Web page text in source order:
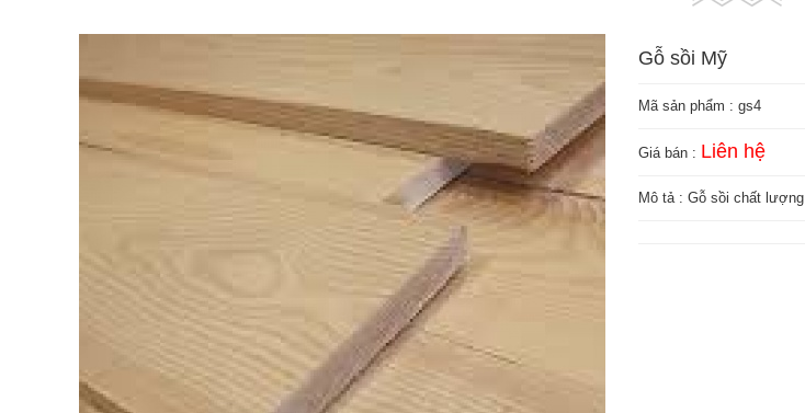
Gỗ sồi Mỹ
Mã sản phẩm : gs4
Giá bán : Liên hệ
Mô tả : Gỗ sồi chất lượng